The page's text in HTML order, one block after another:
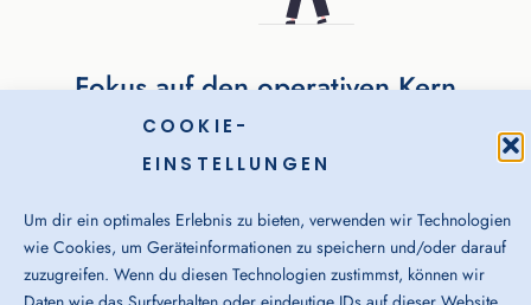
COOKIE-
EINSTELLUNGEN
Um dir ein optimales Erlebnis zu bieten, verwenden wir Technologien
wie Cookies, um Geräteinformationen zu speichern und/oder darauf
zuzugreifen. Wenn du diesen Technologien zustimmst, können wir
Fokus auf den operativen Kern
Engpässe treffen vor allem Rollen, die den Betrieb
täglich am Laufen halten: Fachkräfte & Spezialisten.